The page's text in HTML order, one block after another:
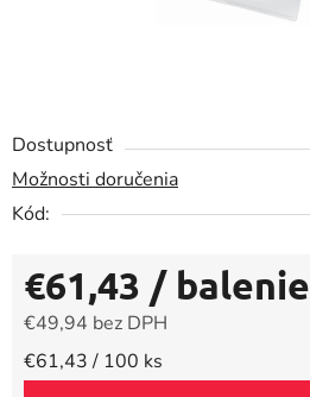
Dostupnosť
Možnosti doručenia
Kód:
€61,43 / balenie
€49,94 bez DPH
Jednotková cena:
€61,43 / 100 ks